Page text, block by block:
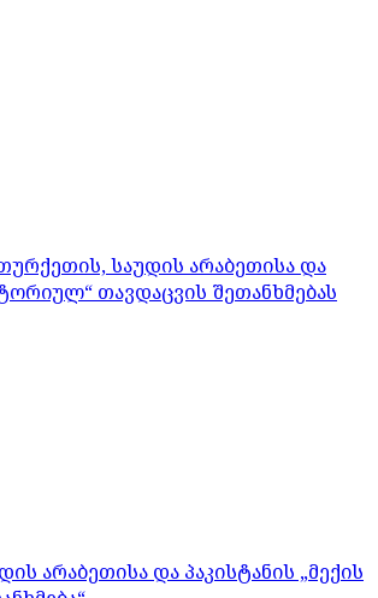
საუდის არაბეთისა და
თავდაცვის შეთანხმებას
არაბეთისა და პაკისტანის „მექის